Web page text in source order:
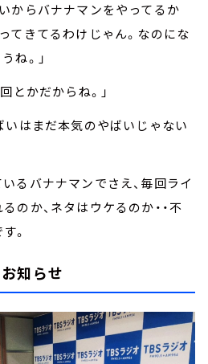
からバナナマンをやってるか
てきてるわけじゃん。なのにな
ね。」
とかだからね。」
いはまだ本気のやばいじゃない
るバナナマンでさえ、毎回ライ
のか、ネタはウケるのか・・不
。
知らせ